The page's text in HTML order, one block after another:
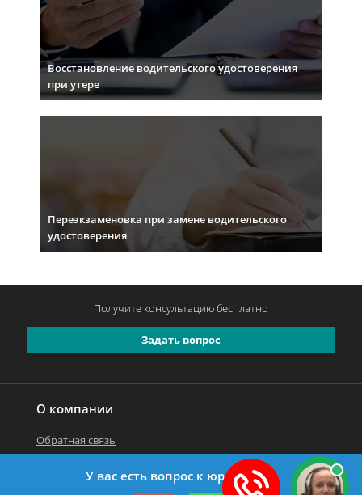
Восстановление водительского удостоверения
при утере
Переэкзаменовка при замене водительского
удостоверения
О компании
Обратная связь
Задать вопрос
Получите консультациюбесплатно
У вас есть вопрос к юристу?